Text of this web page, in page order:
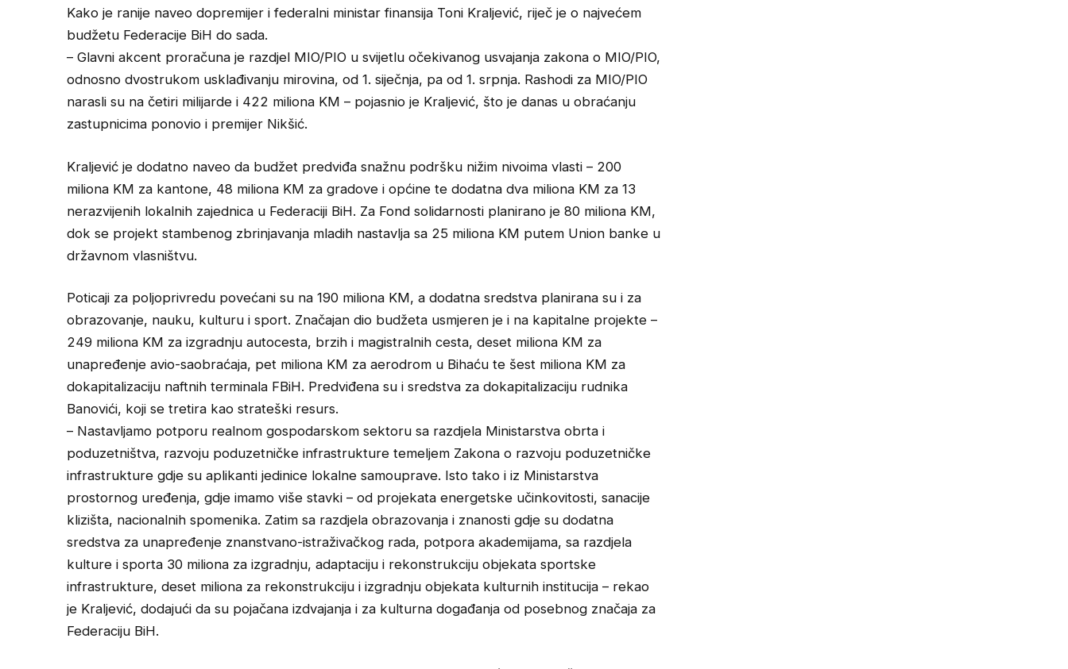
Kako je ranije naveo dopremijer i federalni ministar finansija Toni Kraljević, riječ je o najvećem
budžetu Federacije BiH do sada.
– Glavni akcent proračuna je razdjel MIO/PIO u svijetlu očekivanog usvajanja zakona o MIO/PIO,
odnosno dvostrukom usklađivanju mirovina, od 1. siječnja, pa od 1. srpnja. Rashodi za MIO/PIO
narasli su na četiri milijarde i 422 miliona KM – pojasnio je Kraljević, što je danas u obraćanju
zastupnicima ponovio i premijer Nikšić.
Kraljević je dodatno naveo da budžet predviđa snažnu podršku nižim nivoima vlasti – 200
miliona KM za kantone, 48 miliona KM za gradove i općine te dodatna dva miliona KM za 13
nerazvijenih lokalnih zajednica u Federaciji BiH. Za Fond solidarnosti planirano je 80 miliona KM,
dok se projekt stambenog zbrinjavanja mladih nastavlja sa 25 miliona KM putem Union banke u
državnom vlasništvu.
Poticaji za poljoprivredu povećani su na 190 miliona KM, a dodatna sredstva planirana su i za
obrazovanje, nauku, kulturu i sport. Značajan dio budžeta usmjeren je i na kapitalne projekte –
249 miliona KM za izgradnju autocesta, brzih i magistralnih cesta, deset miliona KM za
unapređenje avio-saobraćaja, pet miliona KM za aerodrom u Bihaću te šest miliona KM za
dokapitalizaciju naftnih terminala FBiH. Predviđena su i sredstva za dokapitalizaciju rudnika
Banovići, koji se tretira kao strateški resurs.
– Nastavljamo potporu realnom gospodarskom sektoru sa razdjela Ministarstva obrta i
poduzetništva, razvoju poduzetničke infrastrukture temeljem Zakona o razvoju poduzetničke
infrastrukture gdje su aplikanti jedinice lokalne samouprave. Isto tako i iz Ministarstva
prostornog uređenja, gdje imamo više stavki – od projekata energetske učinkovitosti, sanacije
klizišta, nacionalnih spomenika. Zatim sa razdjela obrazovanja i znanosti gdje su dodatna
sredstva za unapređenje znanstvano-istraživačkog rada, potpora akademijama, sa razdjela
kulture i sporta 30 miliona za izgradnju, adaptaciju i rekonstrukciju objekata sportske
infrastrukture, deset miliona za rekonstrukciju i izgradnju objekata kulturnih institucija – rekao
je Kraljević, dodajući da su pojačana izdvajanja i za kulturna događanja od posebnog značaja za
Federaciju BiH.